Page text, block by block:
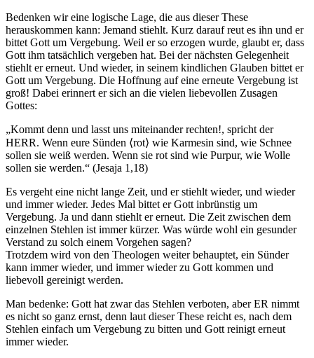
Bedenken wir eine logische Lage, die aus dieser These
herauskommen kann: Jemand stiehlt. Kurz darauf reut es ihn und er
bittet Gott um Vergebung. Weil er so erzogen wurde, glaubt er, dass
Gott ihm tatsächlich vergeben hat. Bei der nächsten Gelegenheit
stiehlt er erneut. Und wieder, in seinem kindlichen Glauben bittet er
Gott um Vergebung. Die Hoffnung auf eine erneute Vergebung ist
groß! Dabei erinnert er sich an die vielen liebevollen Zusagen
Gottes:
„Kommt denn und lasst uns miteinander rechten!, spricht der
HERR. Wenn eure Sünden ⟨rot⟩ wie Karmesin sind, wie Schnee
sollen sie weiß werden. Wenn sie rot sind wie Purpur, wie Wolle
sollen sie werden.“ (Jesaja 1,18)
Es vergeht eine nicht lange Zeit, und er stiehlt wieder, und wieder
und immer wieder. Jedes Mal bittet er Gott inbrünstig um
Vergebung. Ja und dann stiehlt er erneut. Die Zeit zwischen dem
einzelnen Stehlen ist immer kürzer. Was würde wohl ein gesunder
Verstand zu solch einem Vorgehen sagen?
Trotzdem wird von den Theologen weiter behauptet, ein Sünder
kann immer wieder, und immer wieder zu Gott kommen und
liebevoll gereinigt werden.
Man bedenke: Gott hat zwar das Stehlen verboten, aber ER nimmt
es nicht so ganz ernst, denn laut dieser These reicht es, nach dem
Stehlen einfach um Vergebung zu bitten und Gott reinigt erneut
immer wieder.